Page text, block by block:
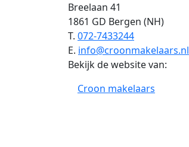
Breelaan 41
1861 GD Bergen (NH)
T. 072-7433244
E. info@croonmakelaars.nl
Bekijk de website van:
Croon makelaars